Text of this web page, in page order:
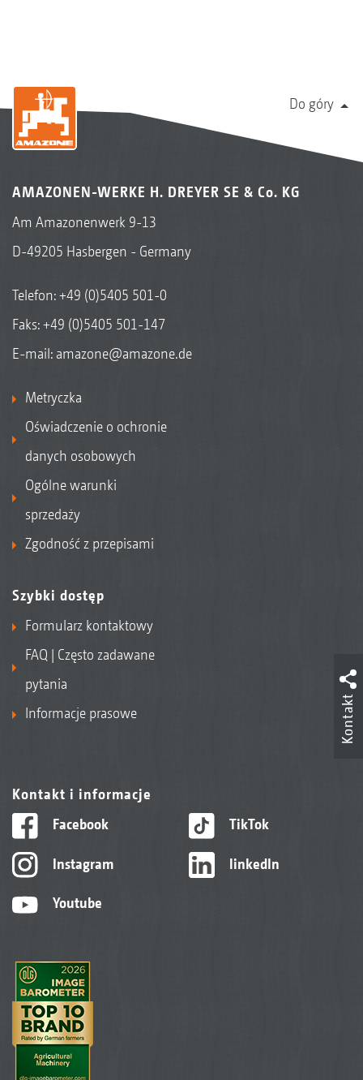
Do góry
AMAZONEN-WERKE H. DREYER SE & Co. KG
Am Amazonenwerk 9-13
D-49205 Hasbergen - Germany
Telefon:+49 (0)5405 501-0
Faks: +49 (0)5405 501-147
E-mail: amazone@amazone.de
Metryczka
Oświadczenie o ochronie
danych osobowych
Ogólne warunki
sprzedaży
Zgodność z przepisami
Szybki dostęp
Formularz kontaktowy
FAQ | Często zadawane
pytania
Informacje prasowe
Kontakt i informacje
Facebook
Instagram
Youtube
TikTok
linkedIn
Kontakt